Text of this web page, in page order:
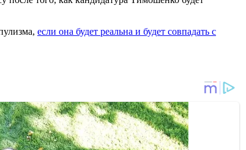
если она будет реальна и будет совпадать с